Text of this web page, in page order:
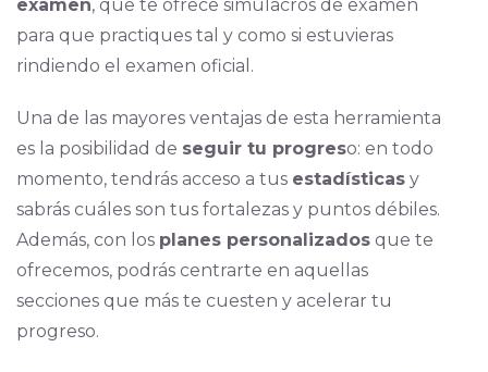
examen, que te ofrece simulacros de examen
para que practiques tal y como si estuvieras
rindiendo el examen oficial.
Una de las mayores ventajas de esta herramienta
es la posibilidad de seguir tu progreso: en todo
momento, tendrás acceso a tus estadísticasy
sabrás cuáles son tus fortalezas y puntos débiles.
Además, con los planes personalizadosque te
ofrecemos, podrás centrarte en aquellas
secciones que más te cuesten y acelerar tu
progreso.